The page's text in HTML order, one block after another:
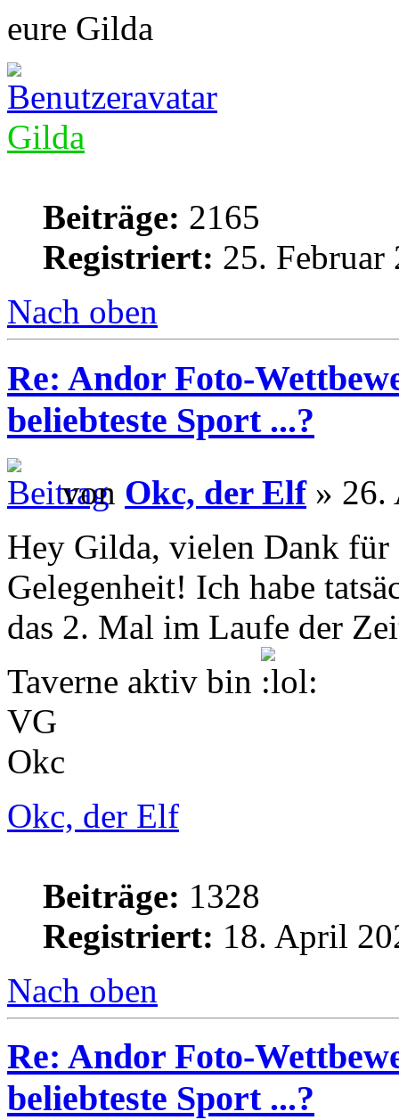
eure Gilda
Gilda
Beiträge: 2165
Registriert: 25. Februar
Nach oben
Re: Andor Foto-
beliebteste Sport ...?
von Okc, der Elf» 26.
Hey Gilda, vielen Dank für
Gelegenheit! Ich habe
das 2. Mal im Laufe der
Taverne aktiv bin
VG
Okc
Okc, der Elf
Beiträge: 1328
Registriert: 18. April
Nach oben
Re: Andor Foto-
beliebteste Sport ...?